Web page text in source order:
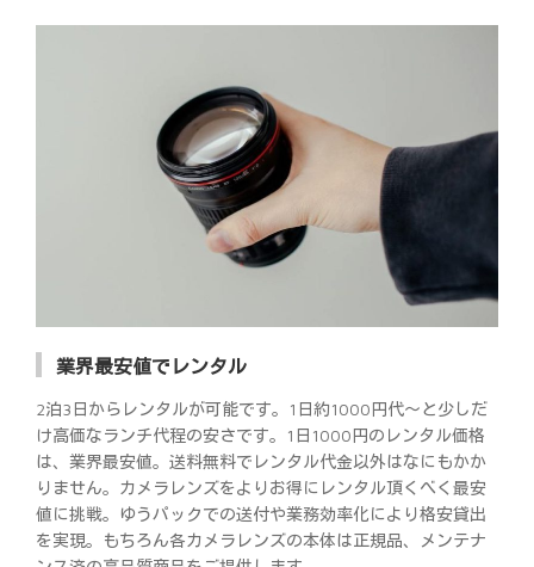
業界最安値でレンタル
2泊3日からレンタルが可能です。1日約1000円代～と少しだ
け高価なランチ代程の安さです。1日1000円のレンタル価格
は、業界最安値。送料無料でレンタル代金以外はなにもかか
りません。カメラレンズをよりお得にレンタル頂くべく最安
値に挑戦。ゆうパックでの送付や業務効率化により格安貸出
を実現。もちろん各カメラレンズの本体は正規品、メンテナ